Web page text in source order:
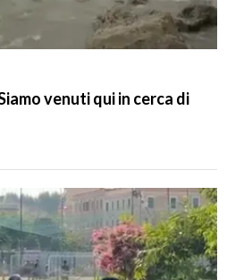
venuti qui in cerca di